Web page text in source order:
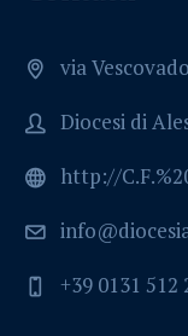
via
Diocesi di
http://
+39 0131 512